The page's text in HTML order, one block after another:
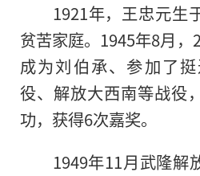
1921年，王忠元生
贫苦家庭。1945年8月，
成为刘伯承、参加了
役、解放大西南等战役
功，获得6次嘉奖。
1949年11月武隆解